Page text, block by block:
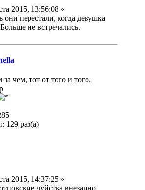
2015, 13:56:08 »
перестали, когда девушка
не встречались.
чем, тот от того и того.
129 раз(а)
2015, 14:37:25 »
чуйства внезапно